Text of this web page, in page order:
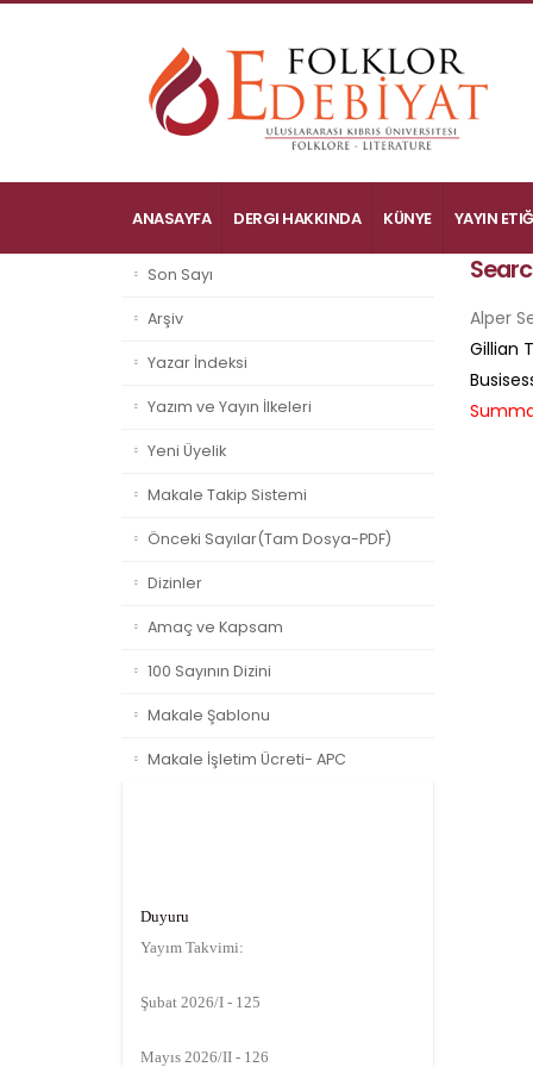
ANASAYFA DERGI HAKKINDA KÜNYE YAYIN
Son Sayı
Arşiv
Yazar İndeksi
Yazım ve Yayın İlkeleri
Yeni Üyelik
Makale Takip Sistemi
Önceki Sayılar(Tam Dosya-PDF)
Dizinler
Amaç ve Kapsam
100 Sayının Dizini
Makale Şablonu
Makale İşletim Ücreti- APC
Yayım Takvimi:
Alper
Gillian